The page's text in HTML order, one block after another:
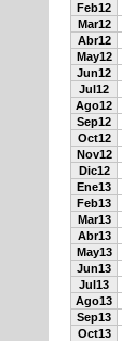
Feb12
Mar12
Abr12
May12
Jun12
Jul12
Ago12
Sep12
Oct12
Nov12
Dic12
Ene13
Feb13
Mar13
Abr13
May13
Jun13
Jul13
Ago13
Sep13
Oct13